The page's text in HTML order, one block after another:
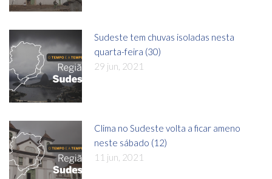
Sudeste tem chuvas isoladas nesta
quarta-feira (30)
29 jun, 2021
Clima no Sudeste volta a ficar ameno
neste sábado (12)
11 jun, 2021